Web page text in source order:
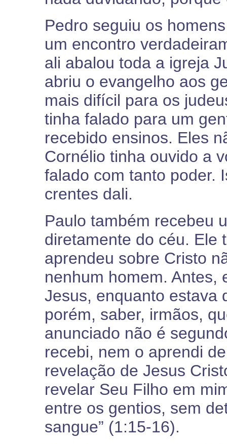
Pedro seguiu os
um encontro
ali abalou toda a igreja
abriu o evangelho aos
mais difícil para os
tinha falado para um
recebido ensinos. Eles
Cornélio tinha ouvido a
falado com tanto poder.
crentes dali.
Paulo também recebeu
diretamente do céu. Ele
aprendeu sobre Cristo
nenhum homem. Antes,
Jesus, enquanto estava
porém, saber, irmãos,
anunciado não é
recebi, nem o aprendi
revelação de Jesus
revelar Seu Filho em
entre os gentios, sem
sangue” (1:15-16).